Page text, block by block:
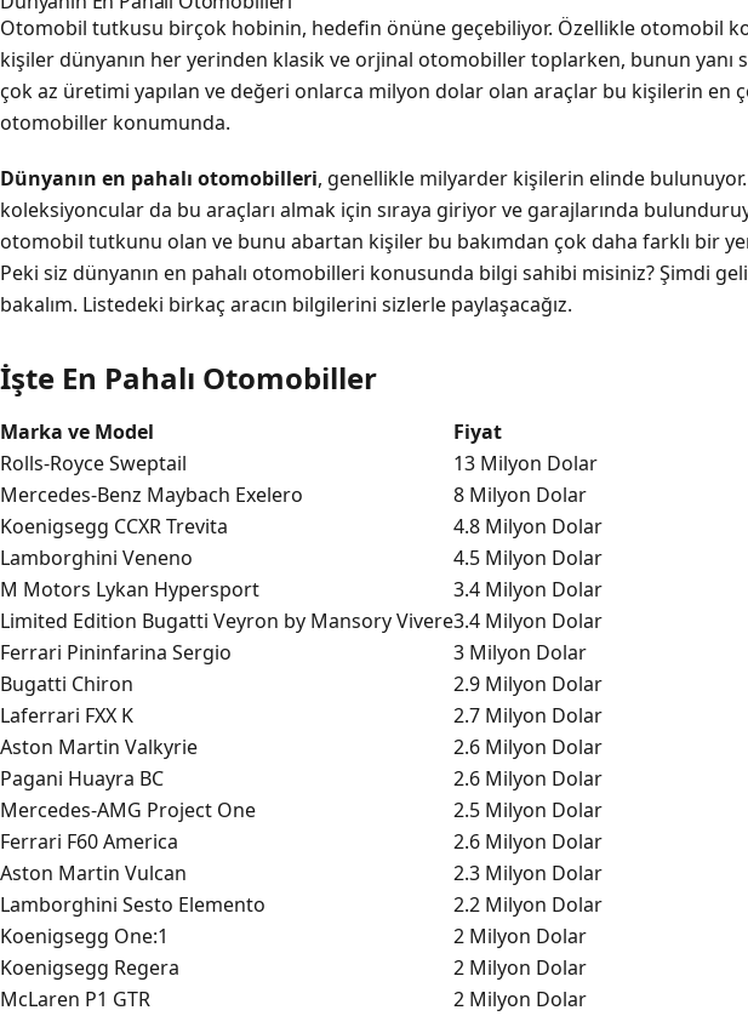
Otomobil tutkusu birçok hobinin, hedefin önüne geçebiliyor. Özellikle otomobil
kişiler dünyanın her yerinden klasik ve orjinal otomobiller toplarken, bunun yanı
çok az üretimi yapılan ve değeri onlarca milyon dolar olan araçlar bu kişilerin en
otomobiller konumunda.
Dünyanın en pahalı otomobilleri, genellikle milyarder kişilerin elinde
koleksiyoncular da bu araçları almak için sıraya giriyor ve garajlarında
otomobil tutkunu olan ve bunu abartan kişiler bu bakımdan çok daha farklı bir
Peki siz dünyanın en pahalı otomobilleri konusunda bilgi sahibi misiniz? Şimdi
bakalım. Listedeki birkaç aracın bilgilerini sizlerle paylaşacağız.
İşte En Pahalı Otomobiller
Marka ve Model
Fiyat
Rolls-Royce Sweptail
13 Milyon Dolar
Mercedes-Benz Maybach Exelero
8 Milyon Dolar
Koenigsegg CCXR Trevita
4.8 Milyon Dolar
Lamborghini Veneno
4.5 Milyon Dolar
M Motors Lykan Hypersport
3.4 Milyon Dolar
Limited Edition Bugatti Veyron by Mansory Vivere3.4 Milyon Dolar
Ferrari Pininfarina Sergio
3 Milyon Dolar
Bugatti Chiron
2.9 Milyon Dolar
Laferrari FXX K
2.7 Milyon Dolar
Aston Martin Valkyrie
2.6 Milyon Dolar
Pagani Huayra BC
2.6 Milyon Dolar
Mercedes-AMG Project One
2.5 Milyon Dolar
Ferrari F60 America
2.6 Milyon Dolar
Aston Martin Vulcan
2.3 Milyon Dolar
Lamborghini Sesto Elemento
2.2 Milyon Dolar
Koenigsegg One:1
2 Milyon Dolar
Koenigsegg Regera
2 Milyon Dolar
McLaren P1 GTR
2 Milyon Dolar